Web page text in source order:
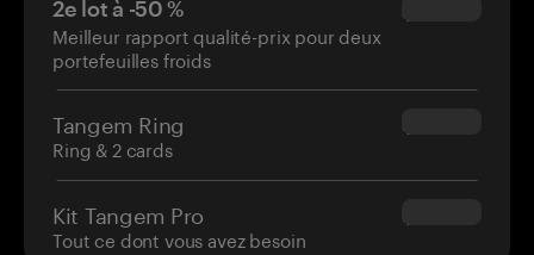
2e lot à -50 %
Meilleur rapport qualité-prix pour deux
portefeuilles froids
$34.95
Tangem Ring
Ring & 2 cards
$160.00
Kit Tangem Pro
Tout ce dont vous avez besoin
$180.00